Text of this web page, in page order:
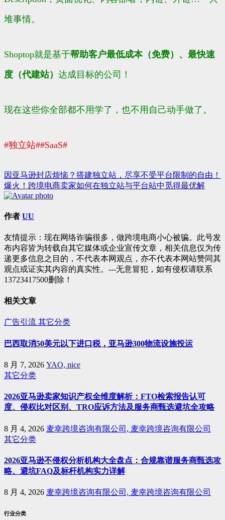
堆事情。
Shoptop就是基于帮助客户最低成本（免费）、最快速
度（代建站） 达成目标的公司！
现在这些你全部都不用学了，也不用自己动手做了。
#独立站##SaaS#
文
章
导
因亚马逊封店烦恼？搭建独立站，尽享不受平台限制的自由！
爆火！跨境电商卖家如何在独立站与平台站中觅得最优解
作者 UU
友情提示：现在网络诈骗很多，做跨境电商小心被骗。此号发
布内容皆为转载自其它媒体或企业宣传文章，相关信息仅为传
递更多信息之目的，不代表本网观点，亦不代表本网站赞同其
观点或证实其内容的真实性。---无意冒犯，如有侵权请联系
13723417500删除！
相关文章
广告引流 其它分类
巴西取消50美元以下进口税，亚马逊300物流设施投运
8 月 7, 2026 YAO, nice
其它分类
2026亚马逊卖家知识产权全维度解析：FTO检索报告认可
度、侵权比对区别、TRO应诉方法及服务商甄选避坑全攻略
8 月 4, 2026 麦幸跨境咨询有限公司, 麦幸跨境咨询有限公司
其它分类
2026亚马逊不侵权分析机构大全盘点：合规靠谱服务商甄选攻
略、避坑FAQ及标杆机构实力详解
8 月 4, 2026 麦幸跨境咨询有限公司, 麦幸跨境咨询有限公司
行业分类